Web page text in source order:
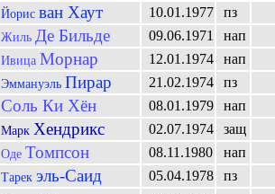
Йорис ван Хаут 10.01.1977 пз
Жиль Де Бильде 09.06.1971 нап
Ивица Морнар 12.01.1974 нап
Эммануэль Пирар 21.02.1974 пз
Соль Ки Хён 08.01.1979 нап
Марк Хендрикс 02.07.1974
защ
Оде Томпсон 08.11.1980 нап
Тарек эль-Саид 05.04.1978
пз